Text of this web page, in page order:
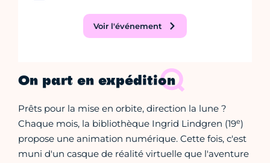
Voir l'événement
On part en expédition
Prêts pour la mise en orbite, direction la lune ?
Chaque mois, la bibliothèque Ingrid Lindgren (19e)
propose une animation numérique. Cette fois, c'est
muni d'un casque de réalité virtuelle que l'aventure